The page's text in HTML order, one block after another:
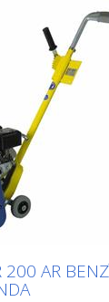
ir pieejami
25 S ir pieejams
mašīna. Ļoti
demarkācijas
Darba
Svars: Aptuveni
Darbība:
Jauda: 6 kW
Attālums līdz
Izmēri: 950 x
x 46'') Standarta
formas līstes
200 AR